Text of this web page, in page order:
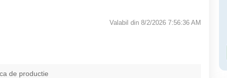
Valabil din 8/2/2026 7:56:36 AM
de productie